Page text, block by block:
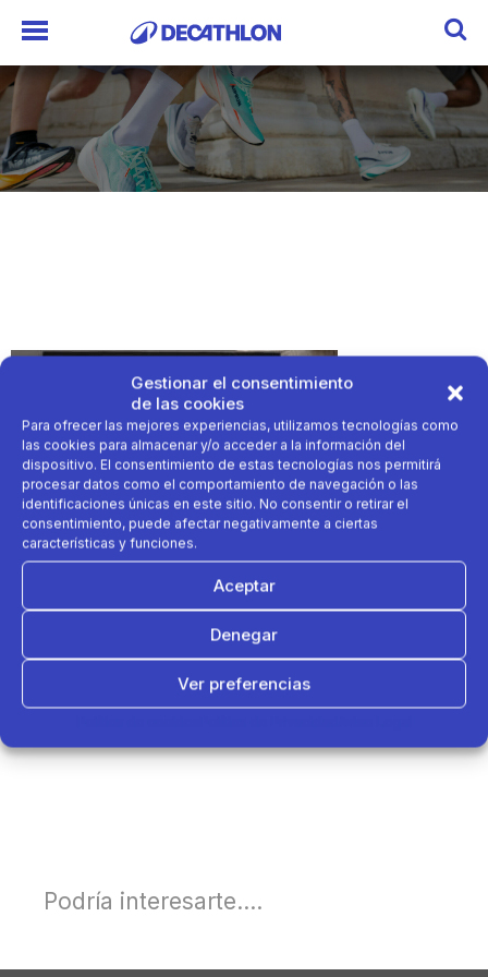
Gestionar el consentimiento
de las cookies
Para ofrecer las mejores experiencias, utilizamos tecnologías como
las cookies para almacenar y/o acceder a la información del
dispositivo. El consentimiento de estas tecnologías nos permitirá
procesar datos como el comportamiento de navegación o las
identificaciones únicas en este sitio. No consentir o retirar el
consentimiento, puede afectar negativamente a ciertas
características y funciones.
Aceptar
Denegar
Ver preferencias
Podría interesarte....